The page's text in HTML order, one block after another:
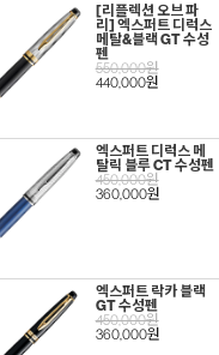
[리플렉션 오브 파
리] 엑스퍼트 디럭스
메탈&블랙 GT 수성
펜
550,000원
440,000원
엑스퍼트 디럭스 메
탈릭 블루 CT 수성펜
450,000원
360,000원
엑스퍼트 락카 블랙
GT 수성펜
450,000원
360,000원